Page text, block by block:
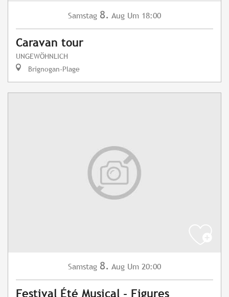
Samstag 8. Aug Um 18:00
Caravan tour
UNGEWÖHNLICH
Brignogan-Plage
Samstag 8. Aug Um 20:00
Festival Été Musical - Figures